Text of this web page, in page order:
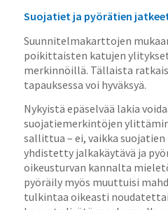
Suojatiet ja pyörätien
Suunnitelmakarttojen
poikittaisten katujen
merkinnöillä. Tällaista
tapauksessa voi hyväksyä.
Nykyistä epäselvää lakia
suojatiemerkintöjen
sallittua – ei, vaikka
yhdistetty jalkakäytävä ja
oikeusturvan kannalta
pyöräily myös muuttuisi
tulkintaa oikeasti